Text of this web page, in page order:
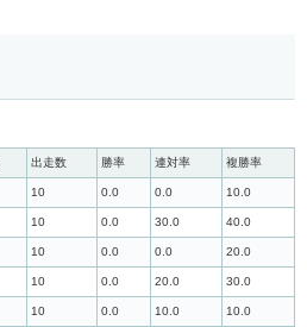
出走数 勝率 連対率 複勝率
10 0.0 0.0 10.0
10 0.0 30.0 40.0
10 0.0 0.0 20.0
10 0.0 20.0 30.0
10 0.0 10.0 10.0